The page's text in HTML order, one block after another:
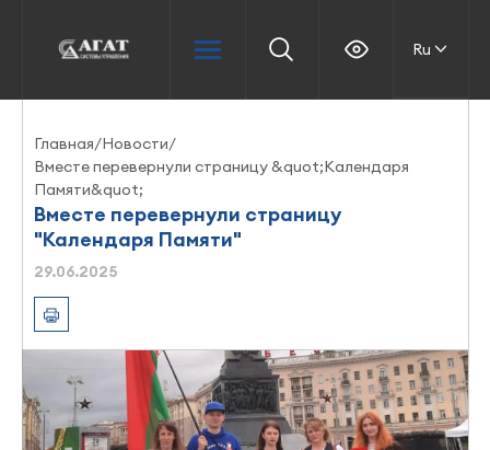
Ru
Главная/Новости/
Вместе перевернули страницу &quot;Календаря
Памяти&quot;
Вместе перевернули страницу
"Календаря Памяти"
29.06.2025